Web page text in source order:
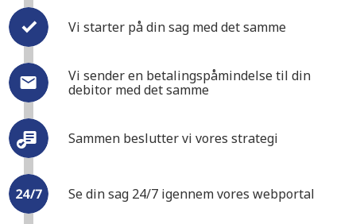
Vi starter på din sag med det samme
Vi sender en betalingspåmindelse til din
debitor med det samme
Sammen beslutter vi vores strategi
Se din sag 24/7 igennem vores webportal